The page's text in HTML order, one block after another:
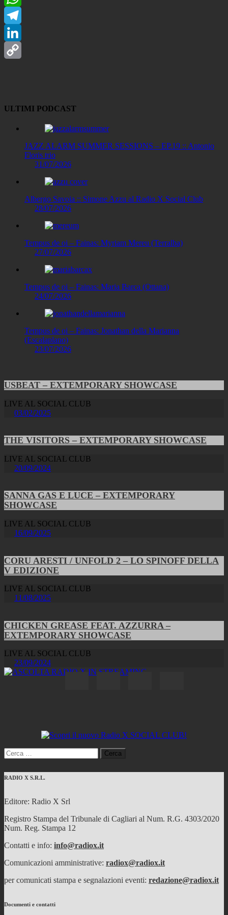
WhatsApp
Telegram
LinkedIn
ULTIMI PODCAST
JAZZ ALARM SUMMER SESSIONS – EP.19 :: Antonio
Floris trio
31/07/2026
Albergo Savoia :: Simone Azzu al Radio X Social Club
28/07/2026
Tempus de oi – Fainas: Myriam Mereu (Terralba)
27/07/2026
Tempus de oi – Fainas: Maria Barca (Ottana)
24/07/2026
Tempus de oi – Fainas: Jonathan della Marianna
(Escalaplano)
23/07/2026
USBEAT – EXTEMPORARY SHOWCASE
LIVE AL SOCIAL CLUB
03/02/2025
THE VISITORS – EXTEMPORARY SHOWCASE
LIVE AL SOCIAL CLUB
20/09/2024
SANNA GAS E LUCE – EXTEMPORARY
SHOWCASE
LIVE AL SOCIAL CLUB
16/09/2025
CORU ARESTI / UNFOLD 2 – LO SPINOFF DELLA
V EDIZIONE
LIVE AL SOCIAL CLUB
11/08/2025
CHICKEN GREASE FEAT. AZZURRA –
EXTEMPORARY SHOWCASE
LIVE AL SOCIAL CLUB
23/09/2024
Ricerca
per:
RADIO X S.R.L.
Editore: Radio X Srl
Registro Stampa del Tribunale di Cagliari al Num. R.G. 4303/2020
Num. Reg. Stampa 12
Contatti e info: info@radiox.it
Comunicazioni amministrative: radiox@radiox.it
per comunicati stampa e segnalazioni eventi: redazione@radiox.it
Documenti e contatti